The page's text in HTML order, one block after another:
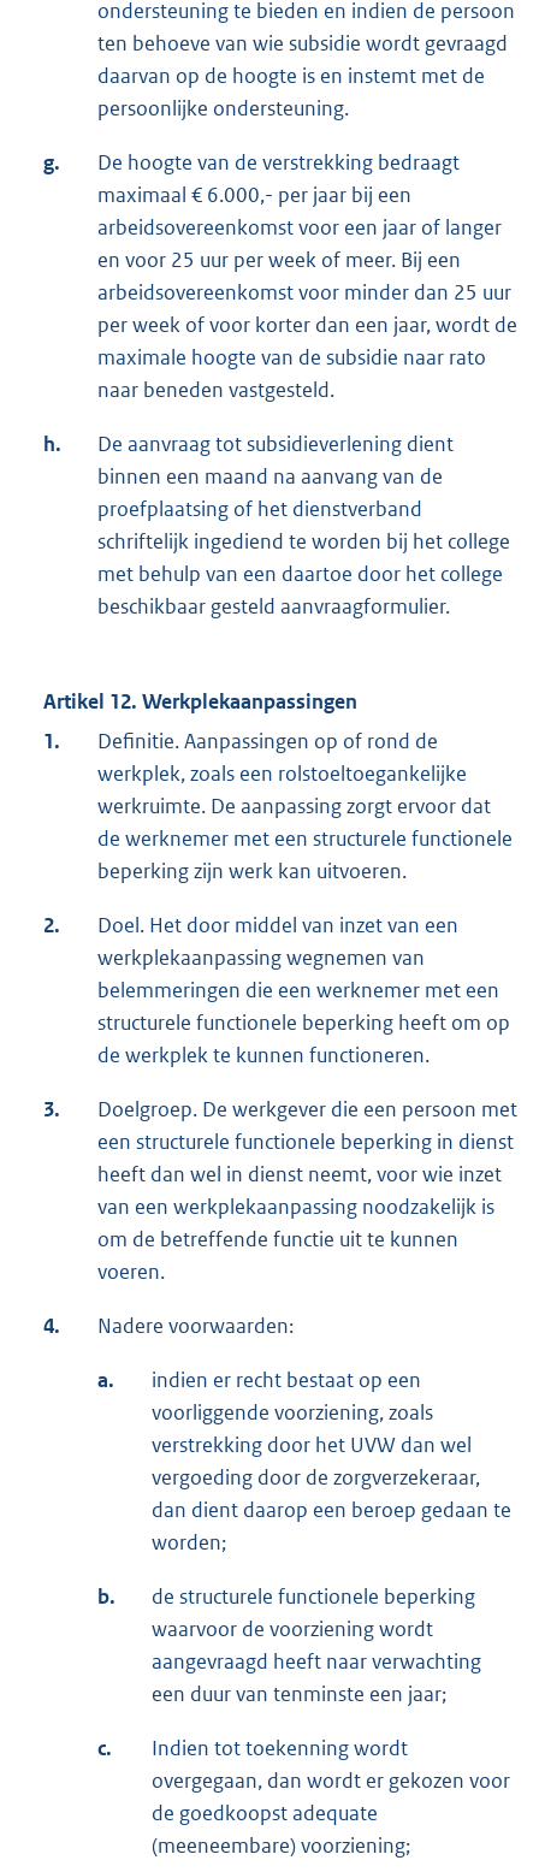
ondersteuning te bieden en indien de persoon
ten behoeve van wie subsidie wordt gevraagd
daarvan op de hoogte is en instemt met de
persoonlijke ondersteuning.
g.
De hoogte van de verstrekking bedraagt
maximaal € 6.000,- per jaar bij een
arbeidsovereenkomst voor een jaar of langer
en voor 25 uur per week of meer. Bij een
arbeidsovereenkomst voor minder dan 25 uur
per week of voor korter dan een jaar, wordt de
maximale hoogte van de subsidie naar rato
naar beneden vastgesteld.
h.
De aanvraag tot subsidieverlening dient
binnen een maand na aanvang van de
proefplaatsing of het dienstverband
schriftelijk ingediend te worden bij het college
met behulp van een daartoe door het college
beschikbaar gesteld aanvraagformulier.
Artikel 12. Werkplekaanpassingen
1.
Definitie. Aanpassingen op of rond de
werkplek, zoals een rolstoeltoegankelijke
werkruimte. De aanpassing zorgt ervoor dat
de werknemer met een structurele functionele
beperking zijn werk kan uitvoeren.
2.
Doel. Het door middel van inzet van een
werkplekaanpassing wegnemen van
belemmeringen die een werknemer met een
structurele functionele beperking heeft om op
de werkplek te kunnen functioneren.
3.
Doelgroep. De werkgever die een persoon met
een structurele functionele beperking in dienst
heeft dan wel in dienst neemt, voor wie inzet
van een werkplekaanpassing noodzakelijk is
om de betreffende functie uit te kunnen
voeren.
4. Nadere voorwaarden:
a.
indien er recht bestaat op een
voorliggende voorziening, zoals
verstrekking door het UVW dan wel
vergoeding door de zorgverzekeraar,
dan dient daarop een beroep gedaan te
worden;
b.
de structurele functionele beperking
waarvoor de voorziening wordt
aangevraagd heeft naar verwachting
een duur van tenminste een jaar;
c.
Indien tot toekenning wordt
overgegaan, dan wordt er gekozen voor
de goedkoopst adequate
(meeneembare) voorziening;